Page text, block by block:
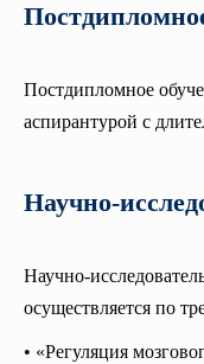
Постдипломное
аспирантурой с
Научно-
Научно-
осуществляется по
• «Регуляция